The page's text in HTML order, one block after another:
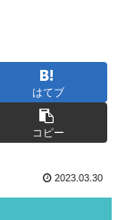
はてブ
コピー
2023.03.30